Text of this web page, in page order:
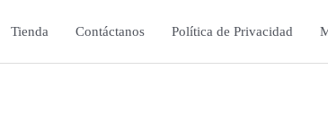
Tienda Contáctanos Política de Privacidad